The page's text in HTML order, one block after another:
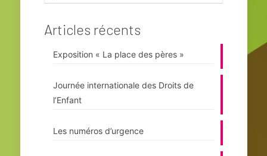
Articles récents
Exposition « La place des pères »
Journée internationale des Droits de
l’Enfant
Les numéros d’urgence